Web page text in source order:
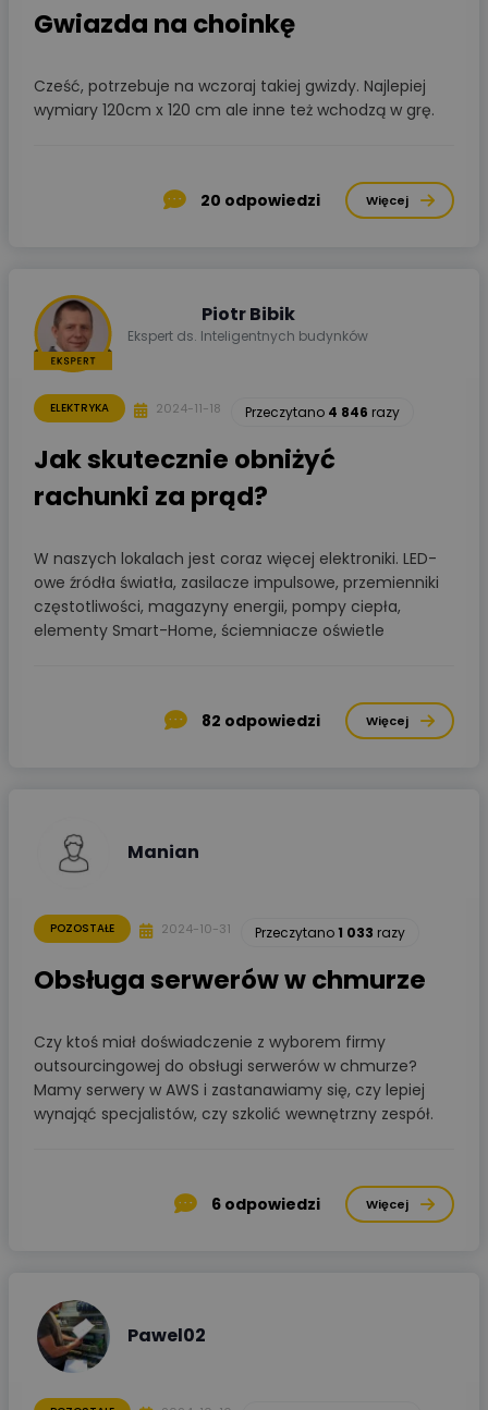
Gwiazda na choinkę
Cześć, potrzebuje na wczoraj takiej gwizdy. Najlepiej
wymiary 120cm x 120 cm ale inne też wchodzą w grę.
20 odpowiedzi Więcej
Piotr Bibik
Ekspert ds. Inteligentnych budynków
ELEKTRYKA 2024-11-18 Przeczytano 4 846 razy
Jak skutecznie obniżyć
rachunki za prąd?
W naszych lokalach jest coraz więcej elektroniki. LED-
owe źródła światła, zasilacze impulsowe, przemienniki
częstotliwości, magazyny energii, pompy ciepła,
elementy Smart-Home, ściemniacze oświetle
82 odpowiedzi Więcej
Manian
POZOSTAŁE 2024-10-31 Przeczytano1 033 razy
Obsługa serwerów w chmurze
Czy ktoś miał doświadczenie z wyborem firmy
outsourcingowej do obsługi serwerów w chmurze?
Mamy serwery w AWS i zastanawiamy się, czy lepiej
wynająć specjalistów, czy szkolić wewnętrzny zespół.
6 odpowiedzi Więcej
Pawel02